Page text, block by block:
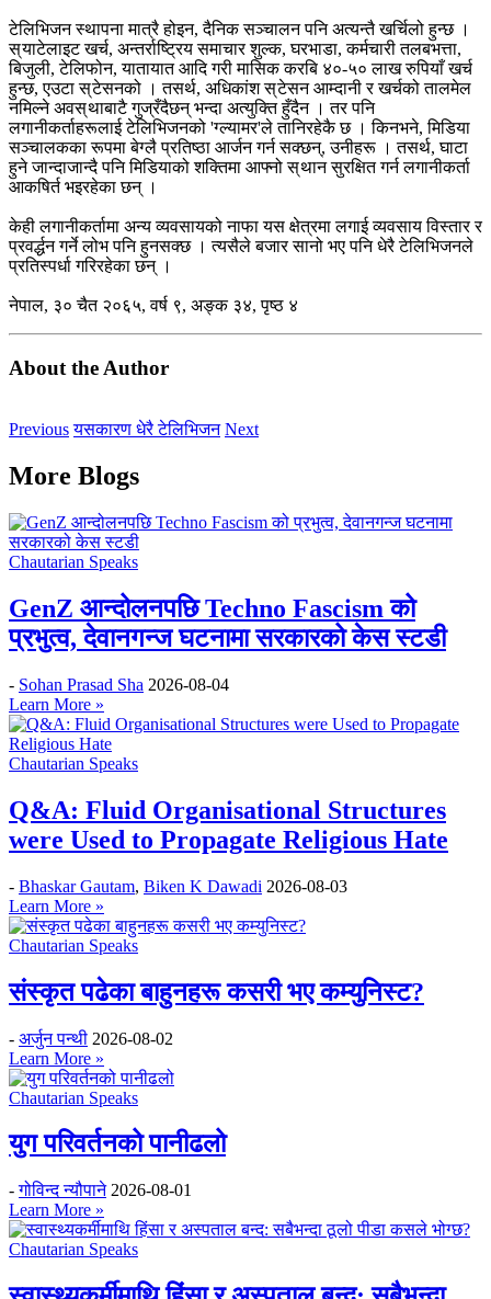
टेलिभिजन स्थापना मात्रै होइन, दैनिक सञ्चालन पनि अत्यन्तै खर्चिलो हुन्छ ।
स् याटेलाइट खर्च, अन्तर्राष्ट्रिय समाचार शुल्क, घरभाडा, कर्मचारी तलबभत्ता,
बिजुली, टेलिफोन, यातायात आदि गरी मासिक करबि ४०-५० लाख रुपियाँ खर्च
हुन्छ, एउटा स् टेसनको । तसर्थ, अधिकांश स् टेसन आम्दानी र खर्चको तालमेल
नमिल्ने अवस् थाबाटै गुज्रँदैछन् भन्दा अत्युक्ति हुँदैन । तर पनि
लगानीकर्ताहरूलाई टेलिभिजनको 'ग्ल्यामर'ले तानिरहेकै छ । किनभने, मिडिया
सञ्चालकका रूपमा बेग्लै प्रतिष्ठा आर्जन गर्न सक्छन्, उनीहरू । तसर्थ, घाटा
हुने जान्दाजान्दै पनि मिडियाको शक्तिमा आफ्नो स् थान सुरक्षित गर्न लगानीकर्ता
आकषिर्त भइरहेका छन् ।
केही लगानीकर्तामा अन्य व्यवसायको नाफा यस क्षेत्रमा लगाई व्यवसाय विस्तार र
प्रवर्द्धन गर्ने लोभ पनि हुनसक्छ । त्यसैले बजार सानो भए पनि धेरै टेलिभिजनले
प्रतिस्पर्धा गरिरहेका छन् ।
नेपाल, ३० चैत २०६५, वर्ष ९, अङ्क ३४, पृष्ठ ४
About the Author
Previous यसकारण धेरै टेलिभिजन Next
More Blogs
Chautarian Speaks
GenZ आन्दोलनपछि Techno Fascism को
प्रभुत्व, देवानगन्ज घटनामा सरकारको केस स्टडी
- Sohan Prasad Sha 2026-08-04
Learn More »
Chautarian Speaks
Q&A: Fluid Organisational Structures
were Used to Propagate Religious Hate
- Bhaskar Gautam, Biken K Dawadi 2026-08-03
Learn More »
Chautarian Speaks
संस्कृत पढेका बाहुनहरू कसरी भए कम्युनिस्ट?
- अर्जुन पन्थी 2026-08-02
Learn More »
Chautarian Speaks
युग परिवर्तनको पानीढलो
-गोविन्द न्यौपाने 2026-08-01
Learn More »
Chautarian Speaks